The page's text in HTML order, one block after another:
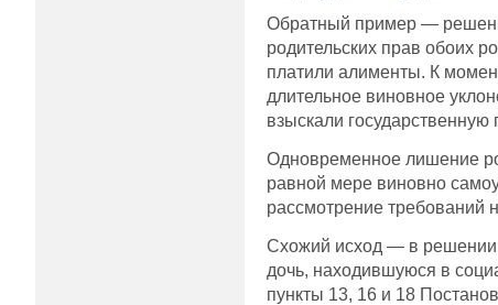
Обратный пример —
родительских прав обоих
платили алименты. К
длительное виновное
взыскали
Одновременное лишение
равной мере виновно
рассмотрение требований
Схожий исход — в решении
дочь, находившуюся в
пункты 13, 16 и 18